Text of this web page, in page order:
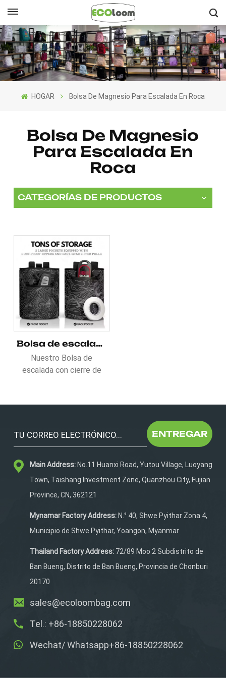
English
Français
Español
Nederlands
HOGAR Bolsa De Magnesio Para Escalada En Roca
Bolsa De Magnesio
Para Escalada En
Roca
CATEGORÍAS DE PRODUCTOS
Bolsa de escalada con cierre de cordón
Nuestro Bolsa de
escalada con cierre de
bolsillos grandes con
polvo y tiradores fáciles
para sus elementos
esenciales. Con un cierre
de cordón para mayor
para entrenamientos en el
gimnasio, escalada en roca
como acampar y hacer
senderismo. Certificado
cumple con los
internacionales de calidad,
confianza al comprador.
ENTREGAR
Main Address:No.11 Huanxi Road, Yutou Village, Luoyang
Town, Taishang Investment Zone, Quanzhou City, Fujian
Province, CN, 362121
Mynamar Factory Address:N.° 40, Shwe Pyithar Zona 4,
Municipio de Shwe Pyithar, Yoangon, Myanmar
Thailand Factory Address:72/89 Moo 2 Subdistrito de
Ban Bueng, Distrito de Ban Bueng, Provincia de Chonburi
20170
sales@ecoloombag.com
Tel.: +86-18850228062
Wechat/ Whatsapp+86-18850228062